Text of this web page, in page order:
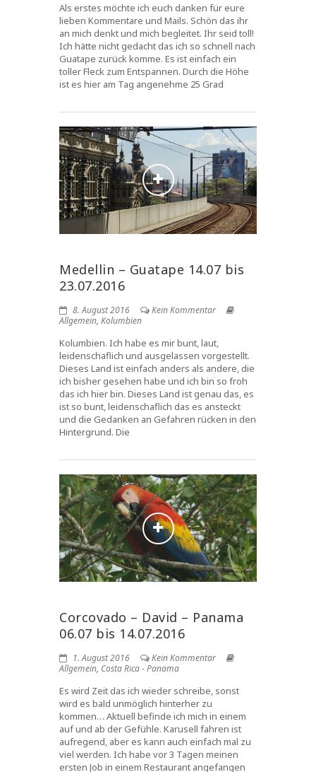
Als erstes möchte ich euch danken für eure
lieben Kommentare und Mails. Schön das ihr
an mich denkt und mich begleitet. Ihr seid toll!
Ich hätte nicht gedacht das ich so schnell nach
Guatape zurück komme. Es ist einfach ein
toller Fleck zum Entspannen. Durch die Höhe
ist es hier am Tag angenehme 25 Grad
Medellin – Guatape 14.07 bis
23.07.2016
8. August 2016
Kein Kommentar
Allgemein, Kolumbien
Kolumbien. Ich habe es mir bunt, laut,
leidenschaflich und ausgelassen vorgestellt.
Dieses Land ist einfach anders als andere, die
ich bisher gesehen habe und ich bin so froh
das ich hier bin. Dieses Land ist genau das, es
ist so bunt, leidenschaflich das es ansteckt
und die Gedanken an Gefahren rücken in den
Hintergrund. Die
Corcovado – David – Panama
06.07 bis 14.07.2016
1. August 2016
Kein Kommentar
Allgemein, Costa Rica - Panama
Es wird Zeit das ich wieder schreibe, sonst
wird es bald unmöglich hinterher zu
kommen… Aktuell befinde ich mich in einem
auf und ab der Gefühle. Karusell fahren ist
aufregend, aber es kann auch einfach mal zu
viel werden. Ich habe vor 3 Tagen meinen
ersten Job in einem Restaurant angefangen